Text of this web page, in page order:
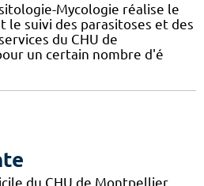
Mycologie réalise le
le suivi des parasitoses et des
du CHU de
un certain nombre d'é
du CHU de Montpellier